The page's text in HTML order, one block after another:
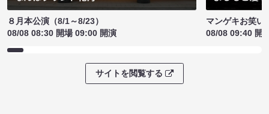
８月本公演（8/1～8/23）
08/08 08:30 開場 09:00 開演
マンゲキお笑い
08/08 09:40 開
サイトを閲覧する